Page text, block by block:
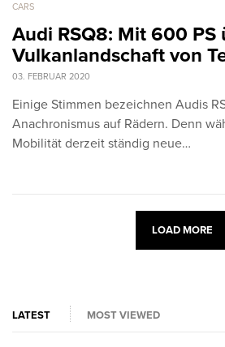
CARS
Audi RSQ8: Mit 600 PS
Vulkanlandschaft von
03. FEBRUAR 2020
Einige Stimmen bezeichnen Audis
Anachronismus auf Rädern. Denn
Mobilität derzeit ständig neue…
LOAD MORE
LATEST MOST VIEWED